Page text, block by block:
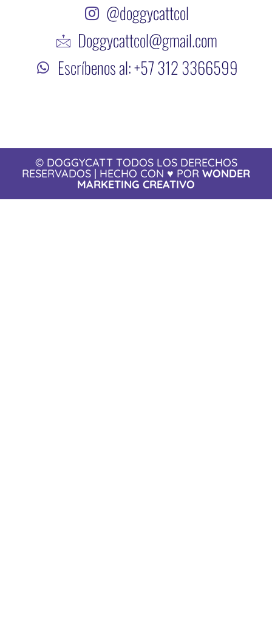
@doggycattcol
Doggycattcol@gmail.com
Escríbenos al: +57 312 3366599
© DOGGYCATT TODOS LOS DERECHOS
RESERVADOS | HECHO CON ♥ POR WONDER
MARKETING CREATIVO